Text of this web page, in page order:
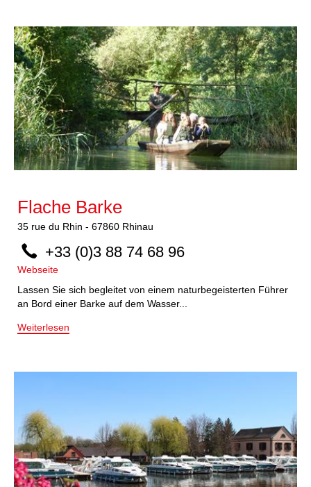
Flache Barke
35 rue du Rhin - 67860 Rhinau
+33 (0)3 88 74 68 96
Webseite
Lassen Sie sich begleitet von einem naturbegeisterten Führer
an Bord einer Barke auf dem Wasser...
Weiterlesen